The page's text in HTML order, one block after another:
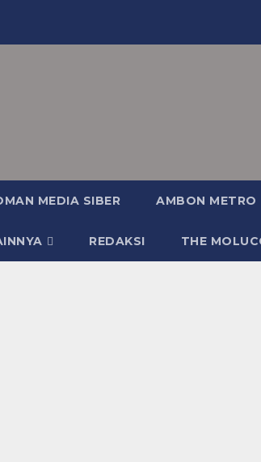
MEDIA SIBER AMBON METRO
REDAKSI THE